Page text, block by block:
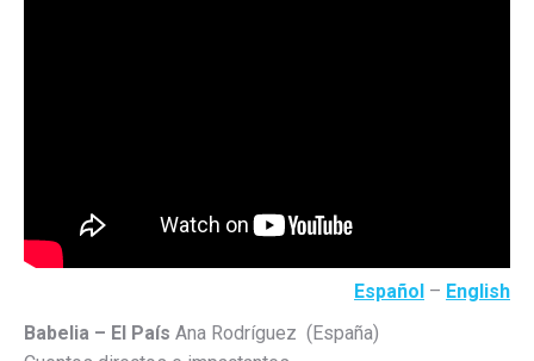
Español – English
Babelia – El País Ana Rodríguez (España)